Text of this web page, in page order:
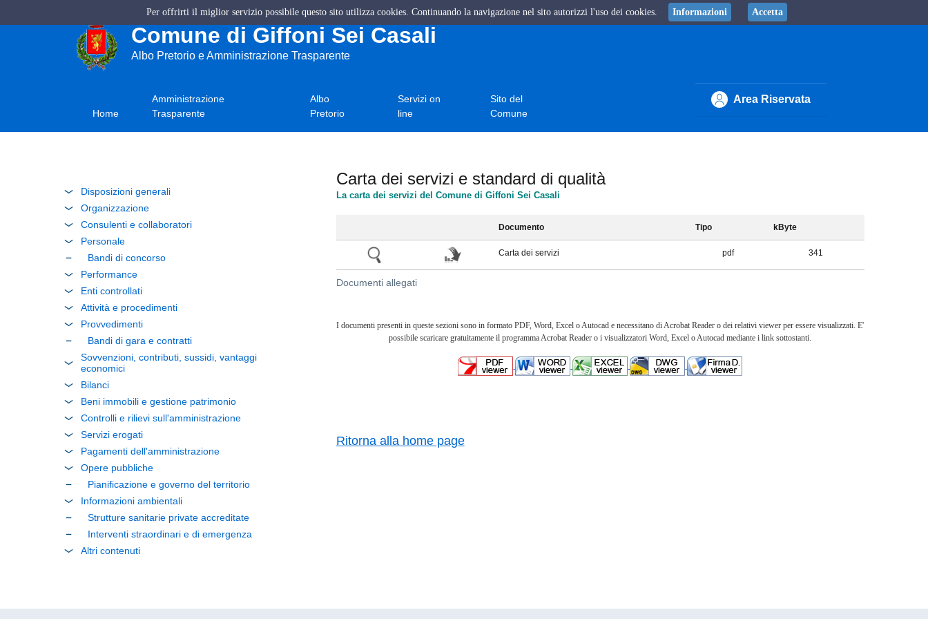
Comune di Giffoni Sei Casali
Albo Pretorio e Amministrazione Trasparente
Home
Amministrazione
Trasparente
Albo
Pretorio
Servizi on
line
Sito del
Comune
Area Riservata
Disposizioni generali
Organizzazione
Consulenti e collaboratori
Personale
Bandi di concorso
Performance
Enti controllati
Attività e procedimenti
Provvedimenti
Bandi di gara e contratti
Sovvenzioni, contributi, sussidi, vantaggi
economici
Bilanci
Beni immobili e gestione patrimonio
Controlli e rilievi sull'amministrazione
Servizi erogati
Pagamenti dell'amministrazione
Opere pubbliche
Pianificazione e governo del territorio
Informazioni ambientali
Strutture sanitarie private accreditate
Interventi straordinari e di emergenza
Altri contenuti
Carta dei servizi e standard di qualità
La carta dei servizi del Comune di Giffoni Sei Casali
Documenti allegati
Documento Tipo kByte
Carta dei servizi pdf 341
I documenti presenti in queste sezioni sono in formato PDF, Word, Excel o Autocad e necessitano di Acrobat Reader o dei relativi viewer per essere visualizzati. E'
possibile scaricare gratuitamente il programma Acrobat Reader o i visualizzatori Word, Excel o Autocad mediante i link sottostanti.
Ritorna alla home page
Per offrirti il miglior servizio possibile questo sito utilizza cookies. Continuando la navigazione nel sito autorizzi l'uso dei cookies. Informazioni Accetta